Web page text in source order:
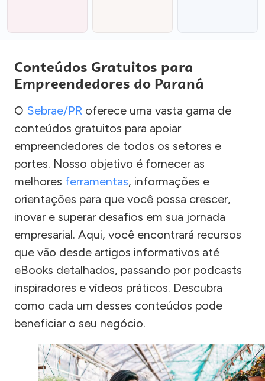
Conteúdos Gratuitos para
Empreendedores do Paraná
O Sebrae/PR oferece uma vasta gama de
conteúdos gratuitos para apoiar
empreendedores de todos os setores e
portes. Nosso objetivo é fornecer as
melhores ferramentas, informações e
orientações para que você possa crescer,
inovar e superar desafios em sua jornada
empresarial. Aqui, você encontrará recursos
que vão desde artigos informativos até
eBooks detalhados, passando por podcasts
inspiradores e vídeos práticos. Descubra
como cada um desses conteúdos pode
beneficiar o seu negócio.